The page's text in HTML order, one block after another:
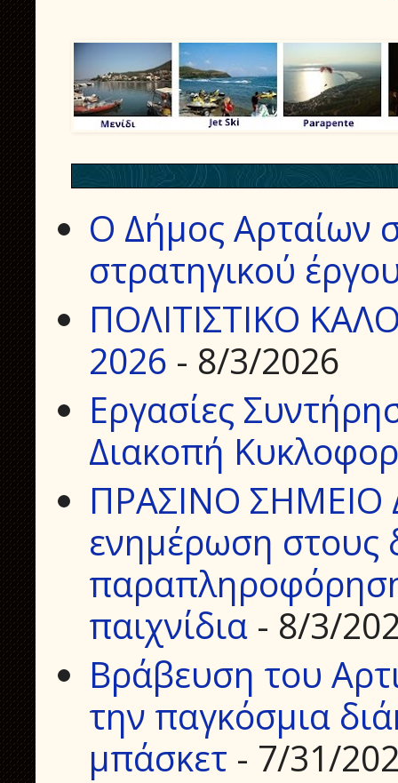
Ο Δήμος Αρταίων
στρατηγικού
ΠΟΛΙΤΙΣΤΙΚΟ
2026 - 8/3/2026
Εργασίες
Διακοπή
ΠΡΑΣΙΝΟ
ενημέρωση στους
παιχνίδια - 8/3/
Βράβευση του
την παγκόσμια
μπάσκετ - 7/31/